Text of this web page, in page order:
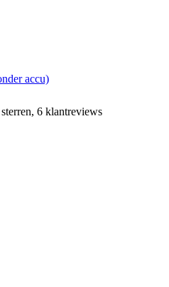
accu)
6 klantreviews